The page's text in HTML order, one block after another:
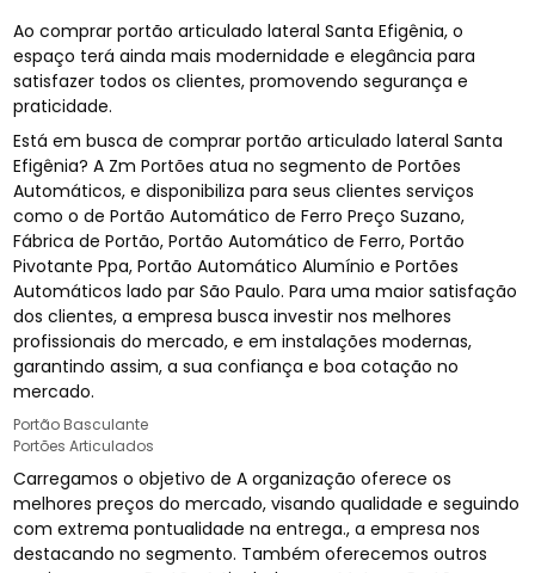
Ao comprar portão articulado lateral Santa Efigênia, o
espaço terá ainda mais modernidade e elegância para
satisfazer todos os clientes, promovendo segurança e
praticidade.
Está em busca de comprar portão articulado lateral Santa
Efigênia? A Zm Portões atua no segmento de Portões
Automáticos, e disponibiliza para seus clientes serviços
como o de Portão Automático de Ferro Preço Suzano,
Fábrica de Portão, Portão Automático de Ferro, Portão
Pivotante Ppa, Portão Automático Alumínio e Portões
Automáticos lado par São Paulo. Para uma maior satisfação
dos clientes, a empresa busca investir nos melhores
profissionais do mercado, e em instalações modernas,
garantindo assim, a sua confiança e boa cotação no
mercado.
Portão Basculante
Portões Articulados
Carregamos o objetivo de A organização oferece os
melhores preços do mercado, visando qualidade e seguindo
com extrema pontualidade na entrega., a empresa nos
destacando no segmento. Também oferecemos outros